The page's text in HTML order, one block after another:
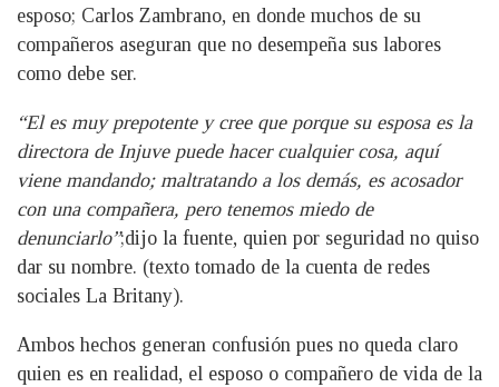
esposo; Carlos Zambrano, en donde muchos de su
compañeros aseguran que no desempeña sus labores
como debe ser.
“El es muy prepotente y cree que porque su esposa es la
directora de Injuve puede hacer cualquier cosa, aquí
viene mandando; maltratando a los demás, es acosador
con una compañera, pero tenemos miedo de
denunciarlo”;dijo la fuente, quien por seguridad no quiso
dar su nombre. (texto tomado de la cuenta de redes
sociales La Britany).
Ambos hechos generan confusión pues no queda claro
quien es en realidad, el esposo o compañero de vida de la